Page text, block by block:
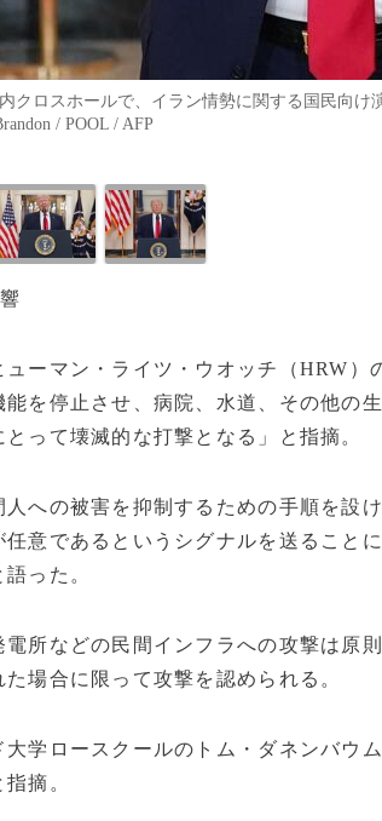
クロスホールで、イラン情勢に関する国民向け
/ POOL / AFP
ューマン・ライツ・ウオッチ（HRW
能を停止させ、病院、水道、その他の
とって壊滅的な打撃となる」と指摘。
人への被害を抑制するための手順を設
任意であるというシグナルを送ること
った。
電所などの民間インフラへの攻撃は原
場合に限って攻撃を認められる。
大学ロースクールのトム・ダネンバウ
摘。